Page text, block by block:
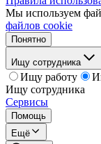
Мы используем
файлов cookie
Понятно
Ищу сотрудника
Ищу работу
Ищу сотрудника
Сервисы
Помощь
Ещё